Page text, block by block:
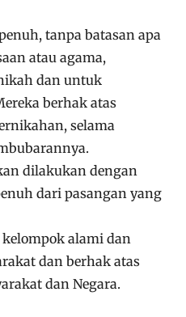
tanpa batasan apa
atau agama,
dan untuk
berhak atas
selama
dilakukan dengan
dari pasangan yang
alami dan
dan berhak atas
dan Negara.